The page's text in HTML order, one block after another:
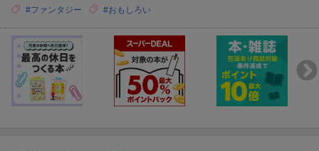
#ファンタジー #おもしろい